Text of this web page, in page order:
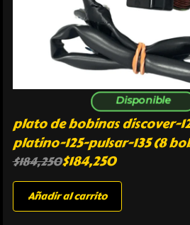
Disponible
plato de bobinas discover-
platino-125-pulsar-135 (8
$184,250$184,250
Añadir al carrito